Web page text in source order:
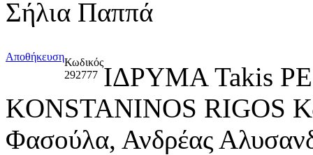
Σήλια Παππά
ΑποθήκευσηΚωδικός
292777 ΙΔΡΥΜΑ Takis
KONSTANINOS RIGOS
Φασούλα, Ανδρέας